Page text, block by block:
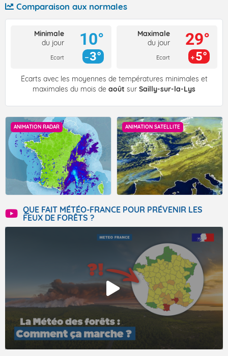
Comparaison aux normales
Minimale
du jour
Ecart
10°
3°
Maximale
du jour
Ecart
29°
5°
Écarts avec les moyennes de températures minimales et
maximales du mois de août sur Sailly-sur-la-Lys
ANIMATION RADAR ANIMATION SATELLITE
QUE FAIT MÉTÉO-FRANCE POUR PRÉVENIR LES
FEUX DE FORÊTS ?